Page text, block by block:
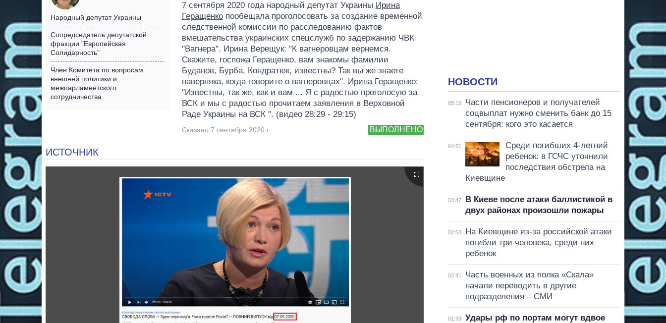
Народный депутат Украины
Сопредседатель депутатской
фракции "Европейская
Солидарность"
Член Комитета по вопросам
внешней политики и
межпарламентского
сотрудничества
7 сентября 2020 года народный депутат Украины Ирина
Геращенкопообещала проголосовать за создание временной
следственной комиссии по расследованию фактов
вмешательства украинских спецслужб по задержанию ЧВК
"Вагнера". Ирина Верещук: "К вагнеровцам вернемся.
Скажите, госпожа Геращенко, вам знакомы фамилии
Буданов, Бурба, Кондратюк, известны? Так вы же знаете
наверняка, когда говорите о вагнеровцах". Ирина Геращенко:
"Известны, так же, как и вам ... Я с радостью проголосую за
ВСК и мы с радостью прочитаем заявления в Верховной
Раде Украины на ВСК ". (видео 28:29 - 29:15)
ВЫПОЛНЕНО
Сказано 7 сентября 2020 г.
ИСТОЧНИК
НОВОСТИ
05:15
Части пенсионеров и получателей
соцвыплат нужно сменить банк до 15
сентября: кого это касается
04:51
Среди погибших 4-летний
ребенок: в ГСЧС уточнили
последствия обстрела на
Киевщине
03:47
В Киеве после атаки баллистикой в
двух районах произошли пожары
02:53
На Киевщине из-за российской атаки
погибли три человека, среди них
ребенок
02:41
Часть военных из полка «Скала»
начали переводить в другие
подразделения – СМИ
01:59
Удары рф по портам могут вдвое